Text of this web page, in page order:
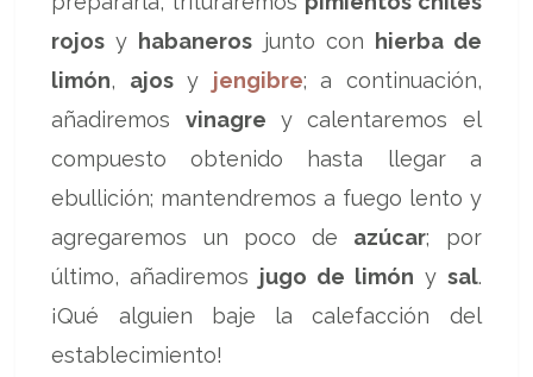
rojos y habaneros junto con
hierba de
limón, ajosy jengibre; a continuación,
añadiremos vinagre y calentaremos el
compuesto obtenido hasta llegar a
ebullición; mantendremos a fuego lento y
agregaremos un poco de azúcar; por
último, añadiremos jugo de limón y sal.
¡Qué alguien baje la calefacción del
establecimiento!